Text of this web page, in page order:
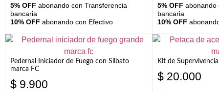
5% OFF abonando con Transferencia
bancaria
10% OFF abonando con Efectivo
5% OFF abonando
bancaria
10% OFF
Pedernal Iniciador de Fuego con Silbato
marca FC
$ 9.900
Kit de
$ 20.000